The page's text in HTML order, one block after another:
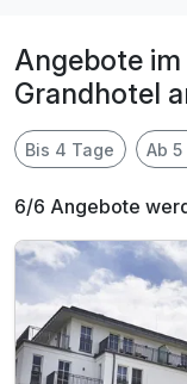
Angebote
Grandhotel
Bis 4 Tage Ab 5
6/6 Angebote